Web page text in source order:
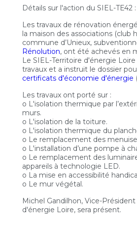
Détails sur l'action du SIEL-TE42 :
Les travaux de rénovation
la maison des associations (club
commune d’Unieux,
Rénolution, ont été achevés en
Le SIEL-Territoire d'énergie
travaux et a instruit le dossier
certificats d'économie d'énergie
Les travaux ont porté sur :
o L'isolation thermique par
murs.
o L'isolation de la toiture.
o L'isolation thermique du
o Le remplacement des
o L'installation d’une pompe à
o Le remplacement des
appareils à technologie LED.
o La mise en accessibilité
o Le mur végétal.
Michel Gandilhon, Vice-
d'énergie Loire, sera présent.